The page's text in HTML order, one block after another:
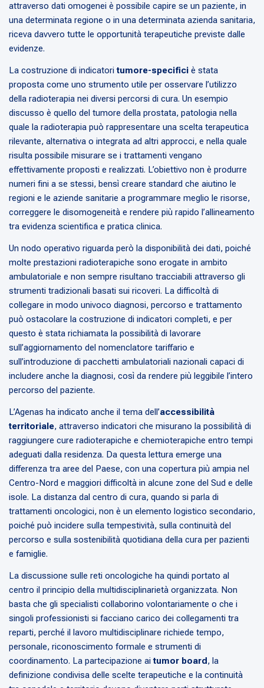
attraverso dati omogenei è possibile capire se un paziente, in
una determinata regione o in una determinata azienda sanitaria,
riceva davvero tutte le opportunità terapeutiche previste dalle
evidenze.
La costruzione di indicatoritumore-specifici è stata
proposta come uno strumento utile per osservare l’utilizzo
della radioterapia nei diversi percorsi di cura. Un esempio
discusso è quello del tumore della prostata, patologia nella
quale la radioterapia può rappresentare una scelta terapeutica
rilevante, alternativa o integrata ad altri approcci, e nella quale
risulta possibile misurare se i trattamenti vengano
effettivamente proposti e realizzati. L’obiettivo non è produrre
numeri fini a se stessi, bensì creare standard che aiutino le
regioni e le aziende sanitarie a programmare meglio le risorse,
correggere le disomogeneità e rendere più rapido l’allineamento
tra evidenza scientifica e pratica clinica.
Un nodo operativo riguarda però la disponibilità dei dati, poiché
molte prestazioni radioterapiche sono erogate in ambito
ambulatoriale e non sempre risultano tracciabili attraverso gli
strumenti tradizionali basati sui ricoveri. La difficoltà di
collegare in modo univoco diagnosi, percorso e trattamento
può ostacolare la costruzione di indicatori completi, e per
questo è stata richiamata la possibilità di lavorare
sull’aggiornamento del nomenclatore tariffario e
sull’introduzione di pacchetti ambulatoriali nazionali capaci di
includere anche la diagnosi, così da rendere più leggibile l’intero
percorso del paziente.
L’Agenas ha indicato anche il tema dell’accessibilità
territoriale, attraverso indicatori che misurano la possibilità di
raggiungere cure radioterapiche e chemioterapiche entro tempi
adeguati dalla residenza. Da questa lettura emerge una
differenza tra aree del Paese, con una copertura più ampia nel
Centro-Nord e maggiori difficoltà in alcune zone del Sud e delle
isole. La distanza dal centro di cura, quando si parla di
trattamenti oncologici, non è un elemento logistico secondario,
poiché può incidere sulla tempestività, sulla continuità del
percorso e sulla sostenibilità quotidiana della cura per pazienti
e famiglie.
La discussione sulle reti oncologiche ha quindi portato al
centro il principio della multidisciplinarietà organizzata. Non
basta che gli specialisti collaborino volontariamente o che i
singoli professionisti si facciano carico dei collegamenti tra
reparti, perché il lavoro multidisciplinare richiede tempo,
personale, riconoscimento formale e strumenti di
coordinamento. La partecipazione aitumor board, la
definizione condivisa delle scelte terapeutiche e la continuità